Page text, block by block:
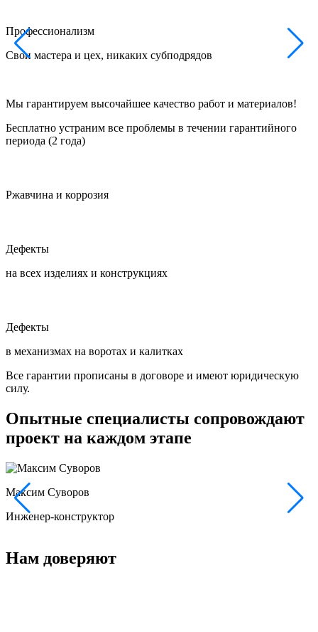
Профессионализм
Свои мастера и цех, никаких субподрядов
Мы гарантируем высочайшее качество работ и материалов!
Бесплатно устраним все проблемы в течении гарантийного
периода (2 года)
Ржавчина и коррозия
Дефекты
на всех изделиях и конструкциях
Дефекты
в механизмах на воротах и калитках
Все гарантии прописаны в договоре и имеют юридическую
силу.
Опытные специалисты сопровождают
проект на каждом этапе
Максим Суворов
Инженер-конструктор
Нам доверяют